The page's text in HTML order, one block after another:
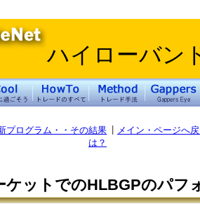
ハイローバン
プログラム・・その結果
は？
メイン・ページへ
ケットでのHLBGPのパフ